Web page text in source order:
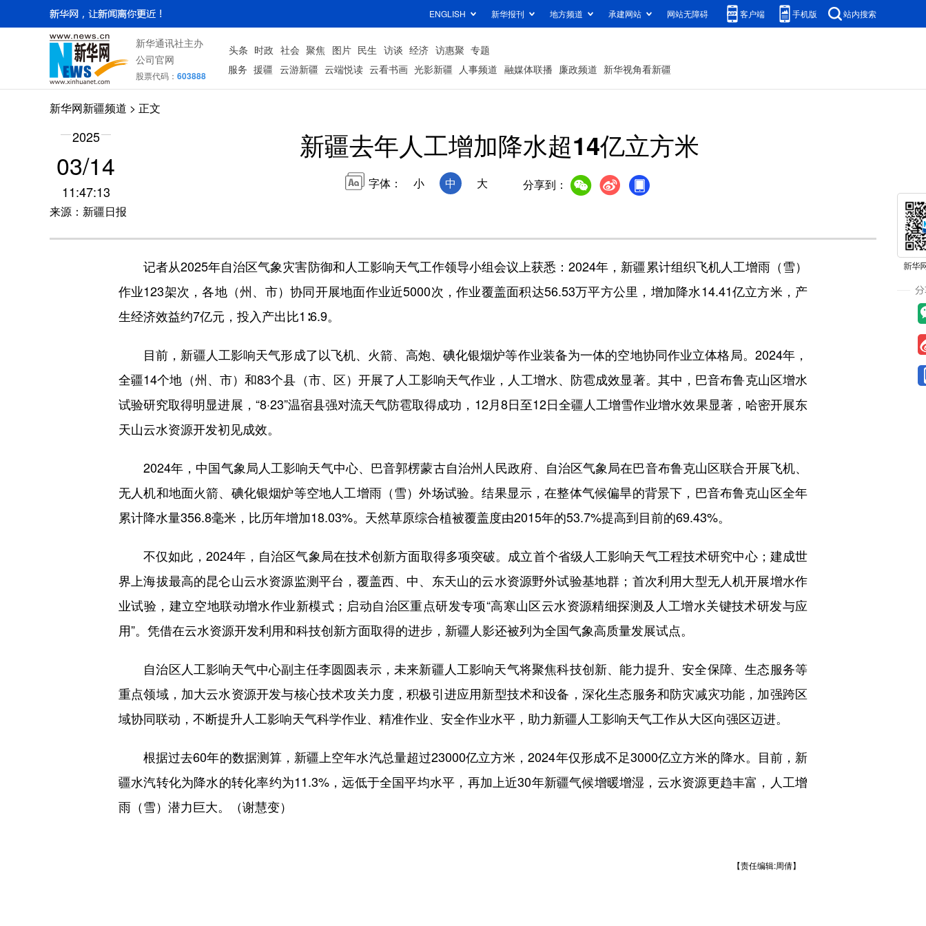
ENGLISH 新华报刊 地方频道 承建网站 网站无障碍 客户端 手机版 站内搜索
新华通讯社主办
公司官网
股票代码： 603888
头条 时政 社会 聚焦 图片 民生 访谈 经济 访惠聚 专题
服务 援疆 云游新疆 云端悦读 云看书画 光影新疆 人事频道 融媒体联播 廉政频道 新华视角看新疆
新华网新疆频道 > 正文
2025
03/14
11:47:13
来源：新疆日报
新疆去年人工增加降水超14亿立方米
字体： 小 中 大 分享到：
记者从2025年自治区气象灾害防御和人工影响天气工作领导小组会议上获悉：2024年，新疆累计组织飞机人工增雨（雪）
作业123架次，各地（州、市）协同开展地面作业近5000次，作业覆盖面积达56.53万平方公里，增加降水14.41亿立方米，产
生经济效益约7亿元，投入产出比1∶6.9。
目前，新疆人工影响天气形成了以飞机、火箭、高炮、碘化银烟炉等作业装备为一体的空地协同作业立体格局。2024年，
全疆14个地（州、市）和83个县（市、区）开展了人工影响天气作业，人工增水、防雹成效显著。其中，巴音布鲁克山区增水
试验研究取得明显进展，“8·23”温宿县强对流天气防雹取得成功，12月8日至12日全疆人工增雪作业增水效果显著，哈密开展东
天山云水资源开发初见成效。
2024年，中国气象局人工影响天气中心、巴音郭楞蒙古自治州人民政府、自治区气象局在巴音布鲁克山区联合开展飞机、
无人机和地面火箭、碘化银烟炉等空地人工增雨（雪）外场试验。结果显示，在整体气候偏旱的背景下，巴音布鲁克山区全年
累计降水量356.8毫米，比历年增加18.03%。天然草原综合植被覆盖度由2015年的53.7%提高到目前的69.43%。
不仅如此，2024年，自治区气象局在技术创新方面取得多项突破。成立首个省级人工影响天气工程技术研究中心；建成世
界上海拔最高的昆仑山云水资源监测平台，覆盖西、中、东天山的云水资源野外试验基地群；首次利用大型无人机开展增水作
业试验，建立空地联动增水作业新模式；启动自治区重点研发专项“高寒山区云水资源精细探测及人工增水关键技术研发与应
用”。凭借在云水资源开发利用和科技创新方面取得的进步，新疆人影还被列为全国气象高质量发展试点。
自治区人工影响天气中心副主任李圆圆表示，未来新疆人工影响天气将聚焦科技创新、能力提升、安全保障、生态服务等
重点领域，加大云水资源开发与核心技术攻关力度，积极引进应用新型技术和设备，深化生态服务和防灾减灾功能，加强跨区
域协同联动，不断提升人工影响天气科学作业、精准作业、安全作业水平，助力新疆人工影响天气工作从大区向强区迈进。
根据过去60年的数据测算，新疆上空年水汽总量超过23000亿立方米，2024年仅形成不足3000亿立方米的降水。目前，新
疆水汽转化为降水的转化率约为11.3%，远低于全国平均水平，再加上近30年新疆气候增暖增湿，云水资源更趋丰富，人工增
雨（雪）潜力巨大。（谢慧变）
【责任编辑:周倩】